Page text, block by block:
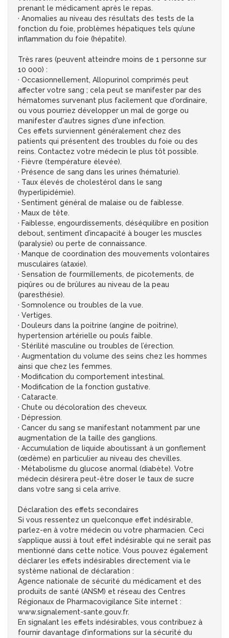
prenant le médicament après le repas.
· Anomalies au niveau des résultats des tests de la
fonction du foie, problèmes hépatiques tels qu’une
inflammation du foie (hépatite).
Très rares (peuvent atteindre moins de 1 personne sur
10 000) :
· Occasionnellement, Allopurinol comprimés peut
affecter votre sang ; cela peut se manifester par des
hématomes survenant plus facilement que d'ordinaire,
ou vous pourriez développer un mal de gorge ou
manifester d'autres signes d'une infection.
Ces effets surviennent généralement chez des
patients qui présentent des troubles du foie ou des
reins. Contactez votre médecin le plus tôt possible.
· Fièvre (température élevée).
· Présence de sang dans les urines (hématurie).
· Taux élevés de cholestérol dans le sang
(hyperlipidémie).
· Sentiment général de malaise ou de faiblesse.
· Maux de tête.
· Faiblesse, engourdissements, déséquilibre en position
debout, sentiment d’incapacité à bouger les muscles
(paralysie) ou perte de connaissance.
· Manque de coordination des mouvements volontaires
musculaires (ataxie).
· Sensation de fourmillements, de picotements, de
piqûres ou de brûlures au niveau de la peau
(paresthésie).
· Somnolence ou troubles de la vue.
· Vertiges.
· Douleurs dans la poitrine (angine de poitrine),
hypertension artérielle ou pouls faible.
· Stérilité masculine ou troubles de l’érection.
· Augmentation du volume des seins chez les hommes
ainsi que chez les femmes.
· Modification du comportement intestinal.
· Modification de la fonction gustative.
· Cataracte.
· Chute ou décoloration des cheveux.
· Dépression.
· Cancer du sang se manifestant notamment par une
augmentation de la taille des ganglions.
· Accumulation de liquide aboutissant à un gonflement
(œdème) en particulier au niveau des chevilles.
· Métabolisme du glucose anormal (diabète). Votre
médecin désirera peut-être doser le taux de sucre
dans votre sang si cela arrive.
Déclaration des effets secondaires
Si vous ressentez un quelconque effet indésirable,
parlez-en à votre médecin ou votre pharmacien. Ceci
s’applique aussi à tout effet indésirable qui ne serait pas
mentionné dans cette notice. Vous pouvez également
déclarer les effets indésirables directement via le
système national de déclaration :
Agence nationale de sécurité du médicament et des
produits de santé (ANSM) et réseau des Centres
Régionaux de Pharmacovigilance Site internet :
www.signalement-sante.gouv.fr.
En signalant les effets indésirables, vous contribuez à
fournir davantage d’informations sur la sécurité du